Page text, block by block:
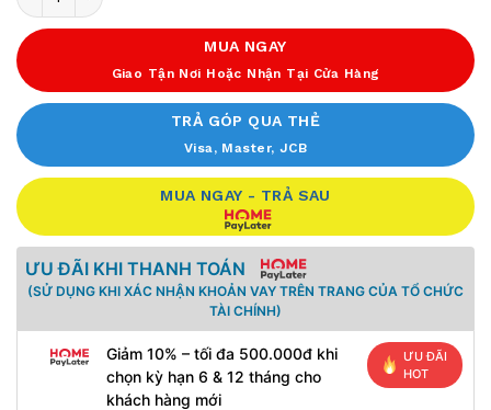
MUA NGAY
Giao Tận Nơi Hoặc Nhận Tại Cửa Hàng
TRẢ GÓP QUA THẺ
Visa, Master, JCB
MUA NGAY - TRẢ SAU
ƯU ĐÃI KHI THANH TOÁN
(SỬ DỤNG KHI XÁC NHẬN KHOẢN VAY TRÊN TRANG CỦA TỔ CHỨC
TÀI CHÍNH)
Giảm 10% – tối đa 500.000đ khi
chọn kỳ hạn 6 & 12 tháng cho
khách hàng mới
ƯU ĐÃI
HOT